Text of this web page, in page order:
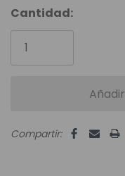
Unidades
disponibles:
Cantidad:
Compartir: